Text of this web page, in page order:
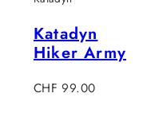
Katadyn
Hiker Army
Regulärer
CHF 99.00